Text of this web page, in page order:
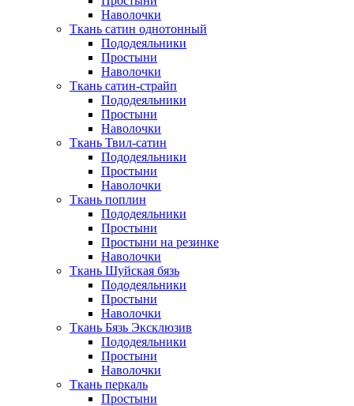
Наволочки
Ткань сатин однотонный
Пододеяльники
Простыни
Наволочки
Ткань сатин-страйп
Пододеяльники
Простыни
Наволочки
Ткань Твил-сатин
Пододеяльники
Простыни
Наволочки
Ткань поплин
Пододеяльники
Простыни
Простыни на резинке
Наволочки
Ткань Шуйская бязь
Пододеяльники
Простыни
Наволочки
Ткань Бязь Эксклюзив
Пододеяльники
Простыни
Наволочки
Ткань перкаль
Простыни